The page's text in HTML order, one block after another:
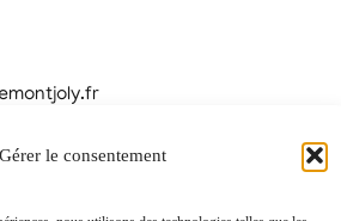
Gérer le consentement